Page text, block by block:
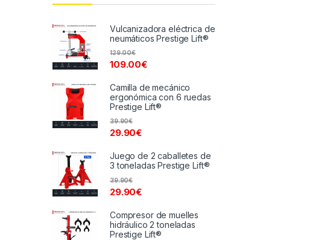
Vulcanizadora eléctrica de
neumáticos Prestige Lift®
109.00€
129.00€
Camilla de mecánico
ergonómica con 6 ruedas
Prestige Lift®
29.90€
39.90€
Juego de 2 caballetes de
3 toneladas Prestige Lift®
29.90€
39.90€
Compresor de muelles
hidráulico 2 toneladas
Prestige Lift®